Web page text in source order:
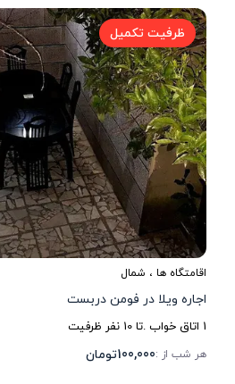
ظرفیت تکمیل
اقامتگاه ها ، شمال
اجاره ویلا در فومن دربست
1 اتاق خواب .تا10 نفر ظرفیت
هر شب از :100,000تومان